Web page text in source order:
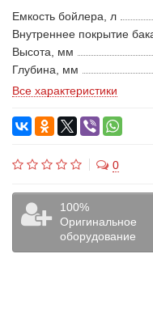
Емкость бойлера, л
Внутреннее покрытие
Высота, мм
Глубина, мм
Все характеристики
0
100%
Оригинальное
оборудование